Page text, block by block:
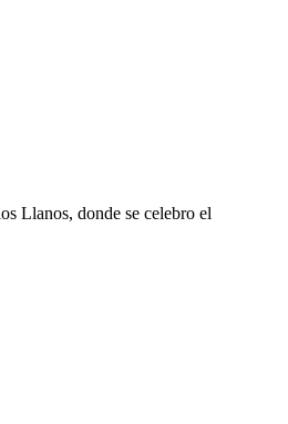
Llanos, donde se celebro el